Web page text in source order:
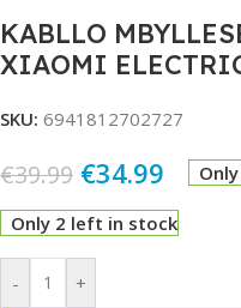
KABLLO
XIAOMI
SKU: 6941812702727
€39.99 €34.99
Only 2 left in stock
- +
Alternative: